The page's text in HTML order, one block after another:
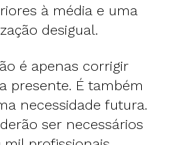
à média e uma
desigual.
é apenas corrigir
presente. É também
necessidade futura.
ser necessários